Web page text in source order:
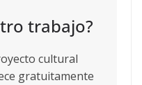
trabajo?
cultural
gratuitamente